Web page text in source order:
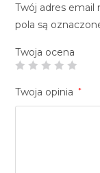
Twój adres email
pola są
Twoja ocena
Twoja opinia *